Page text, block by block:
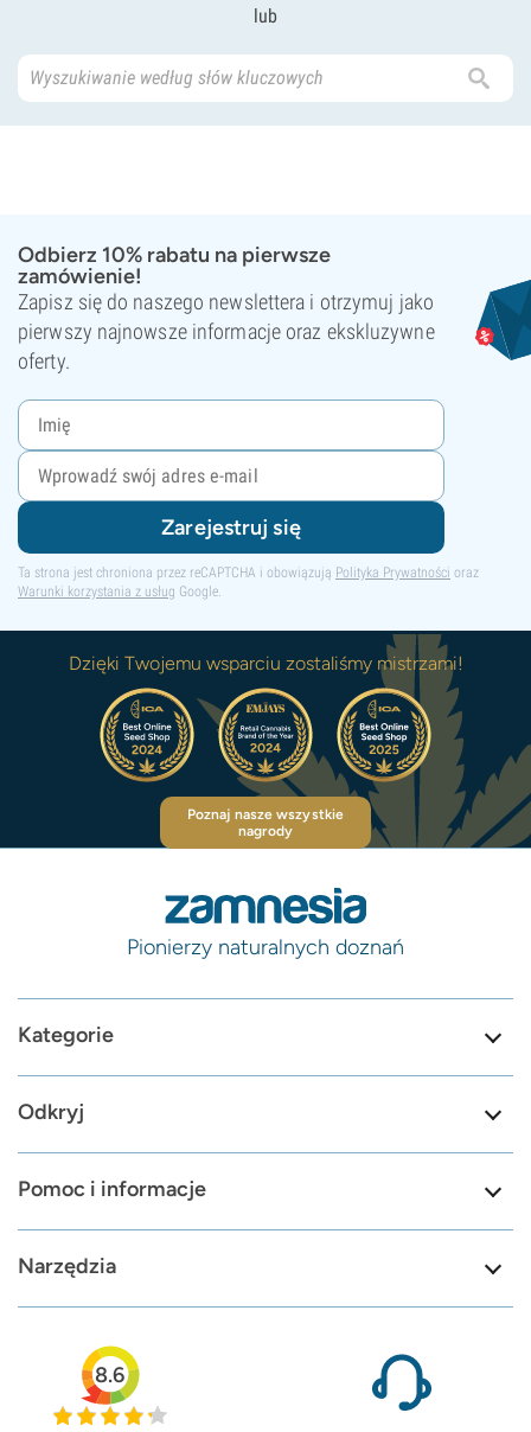
lub
Odbierz 10% rabatu na pierwsze
zamówienie!
Zapisz się do naszego newslettera i otrzymuj jako
pierwszy najnowsze informacje oraz ekskluzywne
oferty.
Zarejestruj się
Ta strona jest chroniona przez reCAPTCHA i obowiązują Polityka Prywatności oraz
Warunki korzystania z usług Google.
Dzięki Twojemu wsparciu zostaliśmy mistrzami!
Poznaj nasze wszystkie
nagrody
Pionierzy naturalnych doznań
Kategorie
Odkryj
Pomoc i informacje
Narzędzia
8.6